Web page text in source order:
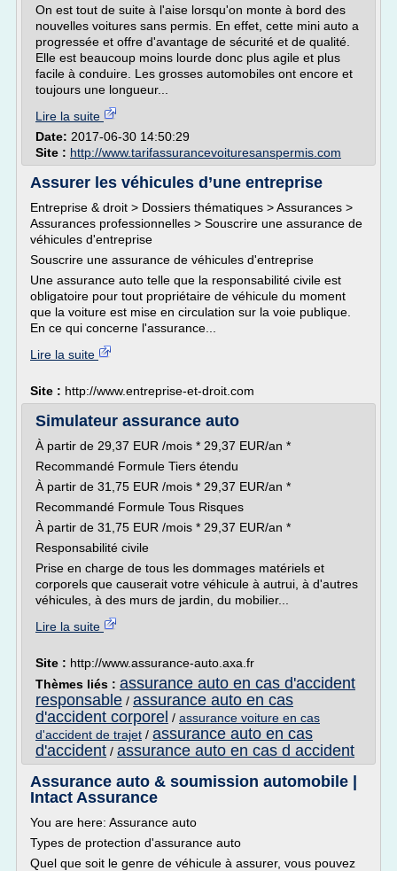
On est tout de suite à l'aise lorsqu'on monte à bord des
nouvelles voitures sans permis. En effet, cette mini auto a
progressée et offre d'avantage de sécurité et de qualité.
Elle est beaucoup moins lourde donc plus agile et plus
facile à conduire. Les grosses automobiles ont encore et
toujours une longueur...
Lire la suite
Date: 2017-06-30 14:50:29
Site : http://www.tarifassurancevoituresanspermis.com
Assurer les véhicules d’une entreprise
Entreprise & droit > Dossiers thématiques > Assurances >
Assurances professionnelles > Souscrire une assurance de
véhicules d'entreprise
Souscrire une assurance de véhicules d'entreprise
Une assurance auto telle que la responsabilité civile est
obligatoire pour tout propriétaire de véhicule du moment
que la voiture est mise en circulation sur la voie publique.
En ce qui concerne l'assurance...
Lire la suite
Site : http://www.entreprise-et-droit.com
Simulateur assurance auto
À partir de 29,37 EUR /mois * 29,37 EUR/an *
Recommandé Formule Tiers étendu
À partir de 31,75 EUR /mois * 29,37 EUR/an *
Recommandé Formule Tous Risques
À partir de 31,75 EUR /mois * 29,37 EUR/an *
Responsabilité civile
Prise en charge de tous les dommages matériels et
corporels que causerait votre véhicule à autrui, à d'autres
véhicules, à des murs de jardin, du mobilier...
Lire la suite
Site : http://www.assurance-auto.axa.fr
Thèmes liés : assurance auto en cas d'accident
responsable / assurance auto en cas
d'accident corporel / assurance voiture en cas
d'accident de trajet / assurance auto en cas
d'accident / assurance auto en cas d accident
Assurance auto & soumission automobile |
Intact Assurance
You are here: Assurance auto
Types de protection d'assurance auto
Quel que soit le genre de véhicule à assurer, vous pouvez